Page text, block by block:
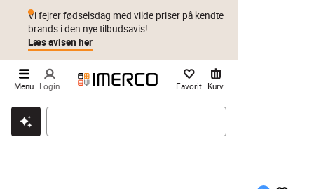
Klik & hent Byt i 1 år Prismatch
Vi fejrer fødselsdag med vilde priser på kendte
brands i den nye tilbudsavis!
Læs avisen her
Menu Login Favorit Kurv